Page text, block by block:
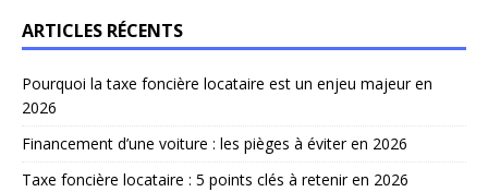
ARTICLES RÉCENTS
Pourquoi la taxe foncière locataire est un enjeu majeur en
2026
Financement d’une voiture : les pièges à éviter en 2026
Taxe foncière locataire : 5 points clés à retenir en 2026